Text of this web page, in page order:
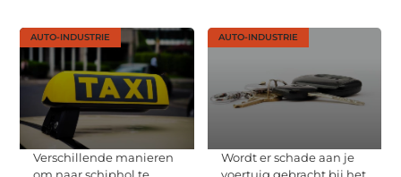
AUTO-INDUSTRIE
Verschillende manieren
om naar schiphol te
AUTO-INDUSTRIE
Wordt er schade aan je
voertuig gebracht bij het